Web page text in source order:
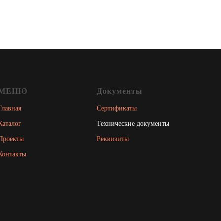
Документы
Сертификаты
Технические документы
Реквизиты